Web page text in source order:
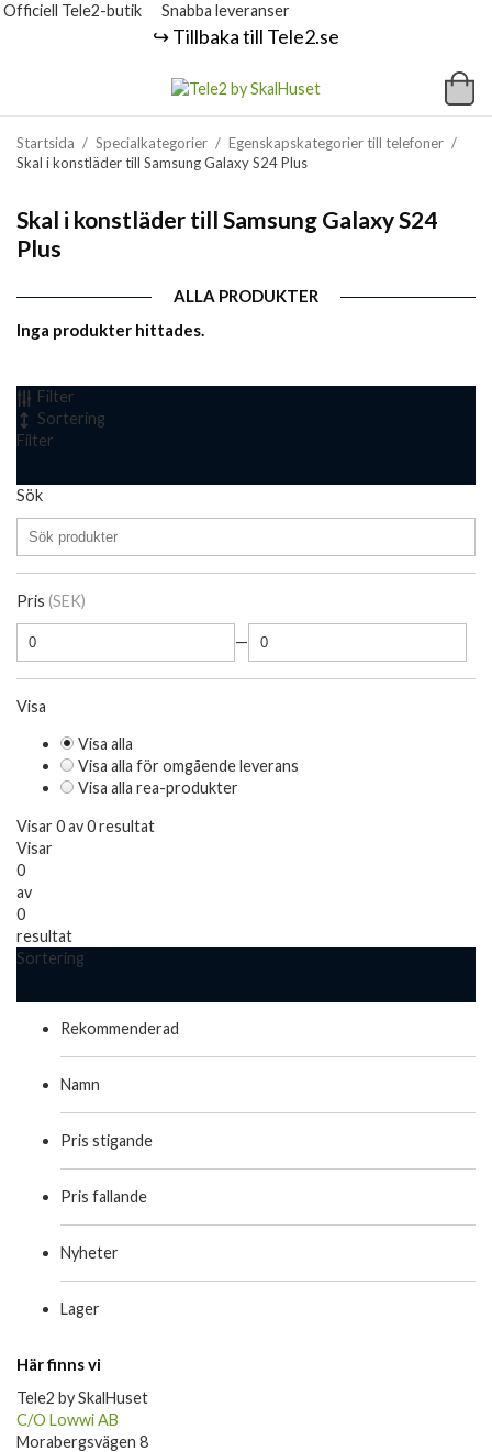
Officiell Tele2-butik Snabba leveranser
↪️ Tillbaka till Tele2.se
Startsida / Specialkategorier / Egenskapskategorier till telefoner /
Skal i konstläder till Samsung Galaxy S24 Plus
Skal i konstläder till Samsung Galaxy S24
Plus
ALLA PRODUKTER
Inga produkter hittades.
Filter
Sortering
Filter
Sök
Pris (SEK)
—
Visa
Visa alla
Visa alla för omgående leverans
Visa alla rea-produkter
Visar 0 av 0 resultat
Visar
0
av
0
resultat
Sortering
Rekommenderad
Namn
Pris stigande
Pris fallande
Nyheter
Lager
Här finns vi
Tele2 by SkalHuset
C/O Lowwi AB
Morabergsvägen 8